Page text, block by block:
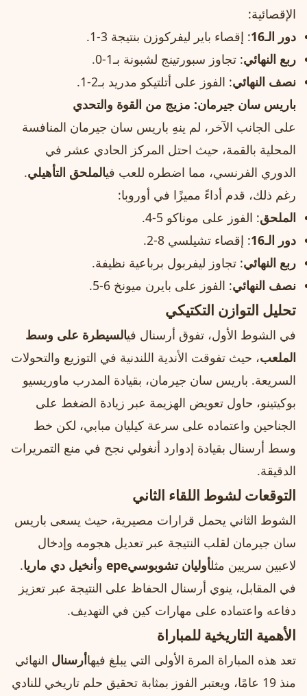
الإقصائية:
دور الـ16
: إقصاء باير ليفركوزن بنتيجة 3-1.
ربع النهائي: تجاوز سبورتينج لشبونة بـ1-0.
نصف النهائي: الفوز على أتلتيكو مدريد بـ2-1.
باريس سان جيرمان: مزيج من القوة والتحدي
على الجانب الآخر، لم ينهِ باريس سان جيرمان المنافسة
المحلية بالقمة، حيث احتل المركز الحادي عشر في
الدوري الفرنسي، مما اضطره للعب فيالملحق التأهيلي.
رغم ذلك، قدم أداءً مميزًا في أوروبا:
الملحق: الفوز على موناكو 5-4.
دور الـ16
: إقصاء تشيلسي 8-2.
ربع النهائي: تجاوز ليفربول برباعية نظيفة.
نصف النهائي: الفوز على بايرن ميونخ 6-5.
تحليل التوازن التكتيكي
في الشوط الأول، تفوق أرسنال فيالسيطرة على وسط
الملعب، حيث تفوقت الأندية اللندنية في التوزيع والتحولات
السريعة. باريس سان جيرمان، بقيادة المدرب ماوريسيو
بوكيتينو، حاول تعويض الهزيمة عبر زيادة الضغط على
الجناحين واعتماده على سرعة كيليان مبابي، لكن خط
وسط أرسنال بقيادة إدوارد أنغولي نجح في منع التمريرات
الدقيقة.
التوقعات لشوط اللقاء الثاني
الشوط الثاني يحمل قرارات مصيرية، حيث يسعى باريس
سان جيرمان لقلب النتيجة عبر تعديل هجومه وإدخال
لاعبين سريين مثلأوليان تشوبوسيере وأنخيل دي ماريا.
في المقابل، ينوي أرسنال الحفاظ على النتيجة عبر تعزيز
دفاعه واعتماده على مهارات كين في التهديف.
الأهمية التاريخية للمباراة
تعد هذه المباراة المرة الأولى التي يبلغ فيهاأرسنال النهائي
منذ 19 عامًا، ويعتبر الفوز بمثابة تحقيق حلم تاريخي للنادي